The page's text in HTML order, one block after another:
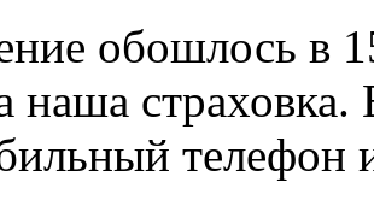
обошлось в
наша страховка.
телефон